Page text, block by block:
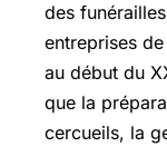
des
entreprises
au début du
que la
cercueils, la